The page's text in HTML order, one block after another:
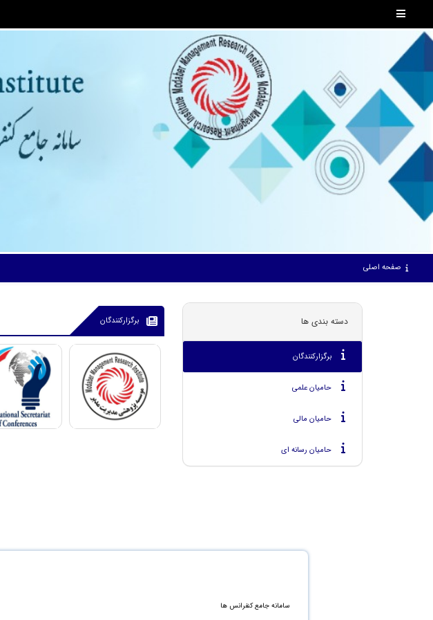
صفحه اصلی
دسته بندی ها
برگزارکنندگان
حامیان علمی
حامیان مالی
حامیان رسانه ای
برگزارکنندگان
سامانه جامع کنفرانس ها